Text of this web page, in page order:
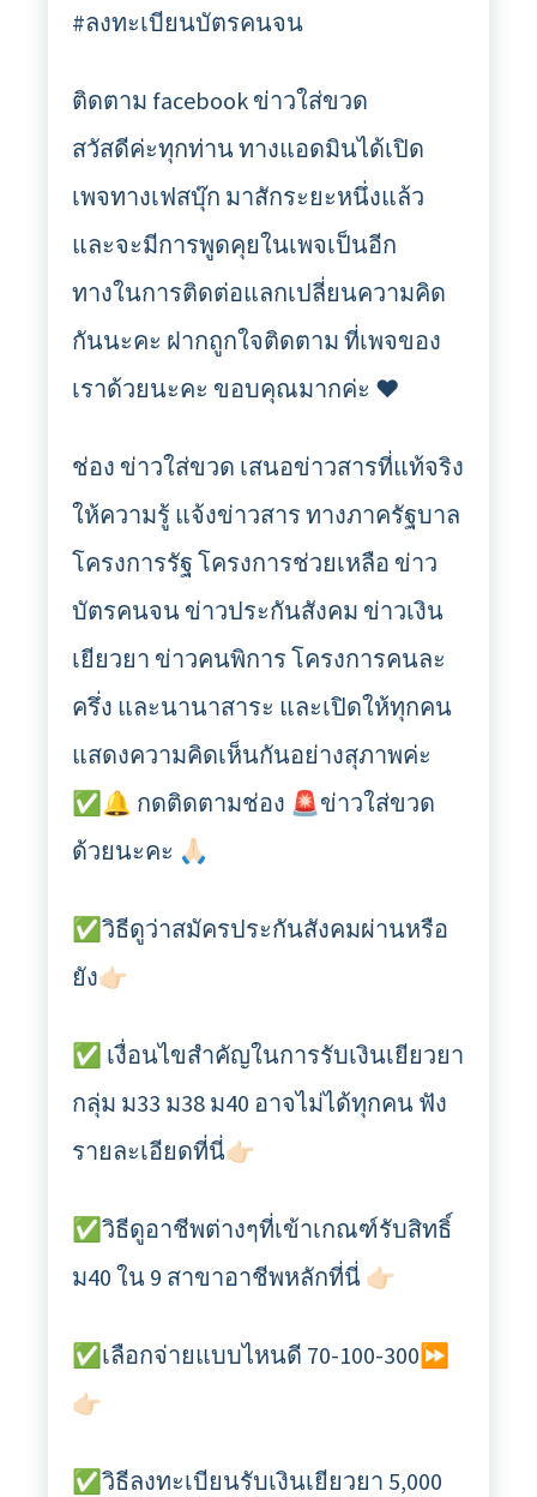
#ลงทะเบียนบัตรคนจน
ติดตาม facebook ข่าวใส่ขวด
สวัสดีค่ะทุกท่าน ทางแอดมินได้เปิด
เพจทางเฟสบุ๊ก มาสักระยะหนึ่งแล้ว
และจะมีการพูดคุยในเพจเป็นอีก
ทางในการติดต่อแลกเปลี่ยนความคิด
กันนะคะ ฝากถูกใจติดตาม ที่เพจของ
เราด้วยนะคะ ขอบคุณมากค่ะ ❤️
ช่อง ข่าวใส่ขวด เสนอข่าวสารที่แท้จริง
ให้ความรู้ แจ้งข่าวสาร ทางภาครัฐบาล
โครงการรัฐ โครงการช่วยเหลือ ข่าว
บัตรคนจน ข่าวประกันสังคม ข่าวเงิน
เยียวยา ข่าวคนพิการ โครงการคนละ
ครึ่ง และนานาสาระ และเปิดให้ทุกคน
แสดงความคิดเห็นกันอย่างสุภาพค่ะ
✅🔔 กดติดตามช่อง 🚨ข่าวใส่ขวด
ด้วยนะคะ 🙏🏻
✅วิธีดูว่าสมัครประกันสังคมผ่านหรือ
ยัง👉🏻
✅ เงื่อนไขสำคัญในการรับเงินเยียวยา
กลุ่ม ม33 ม38 ม40 อาจไม่ได้ทุกคน ฟัง
รายละเอียดที่นี่👉🏻
✅วิธีดูอาชีพต่างๆที่เข้าเกณฑ์รับสิทธิ์
ม40 ใน 9 สาขาอาชีพหลักที่นี่ 👉🏻
✅เลือกจ่ายแบบไหนดี 70-100-300⏩
👉🏻
✅วิธีลงทะเบียนรับเงินเยียวยา 5,000